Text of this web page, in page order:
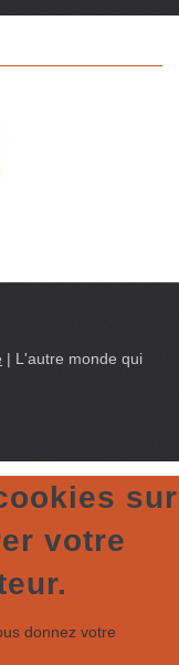
| L'autre monde qui
sur
votre
donnez votre